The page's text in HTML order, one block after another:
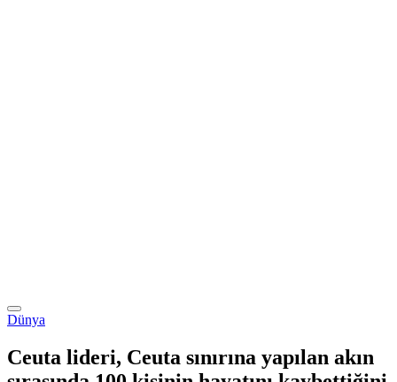
Dünya
Ceuta lideri, Ceuta sınırına yapılan akın